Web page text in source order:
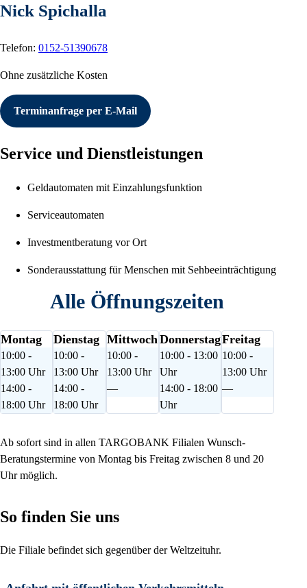
Nick Spichalla
Telefon: 0152-51390678
Ohne zusätzliche Kosten
Terminanfrage per E-Mail
Service und Dienstleistungen
Geldautomaten mit Einzahlungsfunktion
Serviceautomaten
Investmentberatung vor Ort
Sonderausstattung für Menschen mit Sehbeeinträchtigung
Alle Öffnungszeiten
Montag
10:00 -
13:00 Uhr
14:00 -
18:00 Uhr
Dienstag
10:00 -
13:00 Uhr
14:00 -
18:00 Uhr
Mittwoch
10:00 -
13:00 Uhr
—
Donnerstag
10:00 - 13:00
Uhr
14:00 - 18:00
Uhr
Freitag
10:00 -
13:00 Uhr
—
Ab sofort sind in allen TARGOBANK Filialen Wunsch-
Beratungstermine von Montag bis Freitag zwischen 8 und 20
Uhr möglich.
So finden Sie uns
Die Filiale befindet sich gegenüber der Weltzeituhr.